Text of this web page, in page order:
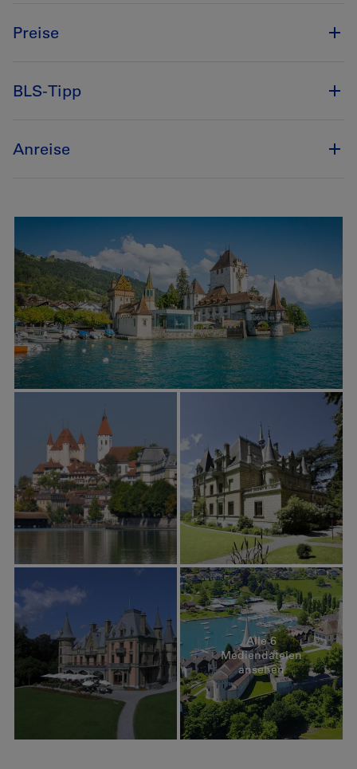
Preise
BLS-Tipp
Anreise
Alle 6
Mediendateien
ansehen